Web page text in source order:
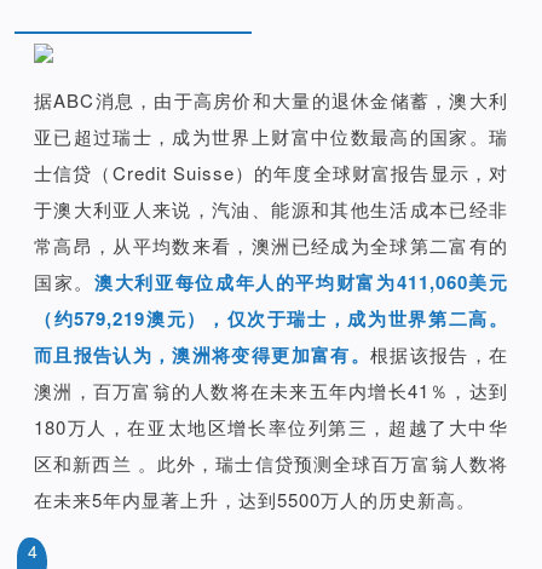
据ABC消息，由于高房价和大量的退休金储蓄，澳大利
亚已超过瑞士，成为世界上财富中位数最高的国家。瑞
士信贷（Credit Suisse）的年度全球财富报告显示，对
于澳大利亚人来说，汽油、能源和其他生活成本已经非
常高昂，从平均数来看，澳洲已经成为全球第二富有的
国家。 澳大利亚每位成年人的平均财富为411,060美元
（约579,219澳元），仅次于瑞士，成为世界第二高。
而且报告认为，澳洲将变得更加富有。 根据该报告，在
澳洲，百万富翁的人数将在未来五年内增长41％，达到
180万人，在亚太地区增长率位列第三，超越了大中华
区和新西兰 。此外，瑞士信贷预测全球百万富翁人数将
在未来5年内显著上升，达到5500万人的历史新高。
4